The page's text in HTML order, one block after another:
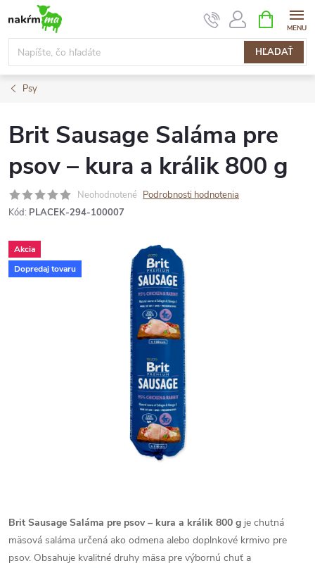
na
obsah
HĽADAŤ
KOŠÍK
Psy
Brit Sausage Saláma pre
psov – kura a králik 800 g
Neohodnotené Podrobnosti hodnotenia
Kód: PLACEK-294-100007
Akcia
Dopredaj tovaru
Brit Sausage Saláma pre psov – kura a králik 800 g je chutná
mäsová saláma určená ako odmena alebo doplnkové krmivo pre
psov. Obsahuje kvalitné druhy mäsa pre výbornú chuť a